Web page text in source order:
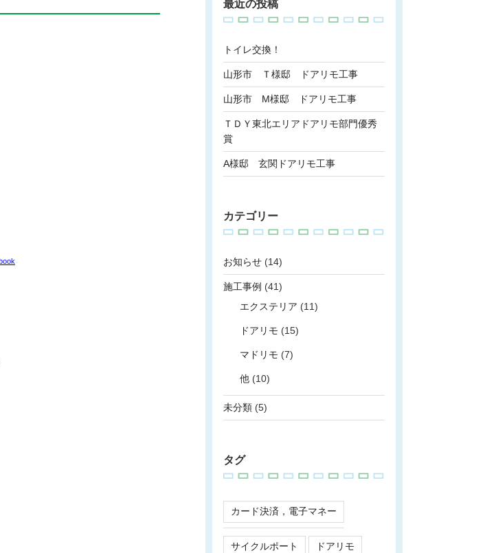
最近の投稿
トイレ交換！
山形市 Ｔ様邸 ドアリモ工事
山形市 M様邸 ドアリモ工事
ＴＤＹ東北エリアドアリモ部門優秀
賞
A様邸 玄関ドアリモ工事
カテゴリー
お知らせ(14)
施工事例 (41)
エクステリア (11)
ドアリモ (15)
マドリモ (7)
他(10)
未分類(5)
タグ
カード決済，電子マネー
サイクルポート ドアリモ